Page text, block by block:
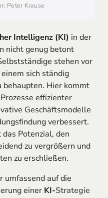
Peter Krause
Intelligenz (KI) in der
nicht genug betont
stehen vor
sich ständig
Hier kommt
effizienter
Geschäftsmodelle
verbessert.
Potenzial, den
zu vergrößern und
zu erschließen.
auf die
einer KI-Strategie